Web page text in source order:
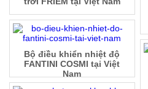
Bộ điều khiển nhiệt độ
FANTINI COSMI tại Việt
Nam